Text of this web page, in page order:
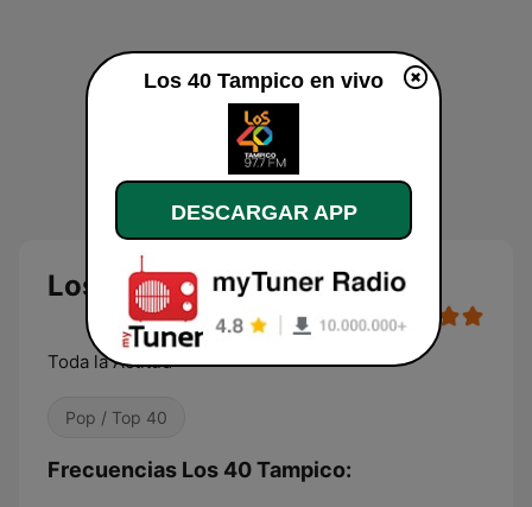
Los 40 Tampico en vivo
Toda la Actitud
Pop / Top 40
Frecuencias Los 40 Tampico:
Los 40 Tampico en vivo
DESCARGAR APP